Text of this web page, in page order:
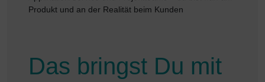
Produkt und an der Realität beim Kunden
Das bringst Du mit